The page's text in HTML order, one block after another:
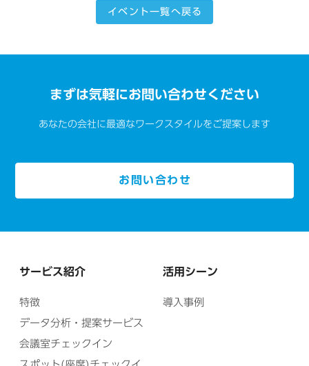
イベント一覧へ戻る
まずは気軽にお問い合わせください
あなたの会社に最適なワークスタイルをご提案します
お問い合わせ
サービス紹介
特徴
データ分析・提案サービス
会議室チェックイン
活用シーン
導入事例